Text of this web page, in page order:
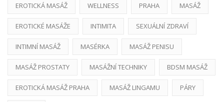
EROTICKÁ MASÁŽ WELLNESS PRAHA MASÁŽ
EROTICKÉ MASÁŽE INTIMITA SEXUÁLNÍ ZDRAVÍ
INTIMNÍ MASÁŽ MASÉRKA MASÁŽ PENISU
MASÁŽ PROSTATY MASÁŽNÍ TECHNIKY BDSM MASÁŽ
EROTICKÁ MASÁŽ PRAHA MASÁŽ LINGAMU PÁRY